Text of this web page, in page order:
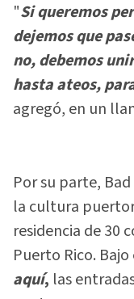
"Si queremos
dejemos que
no, debemos
hasta ateos,
agregó, en un
Por su parte,
la cultura
residencia de 30
Puerto Rico.
aquí, las